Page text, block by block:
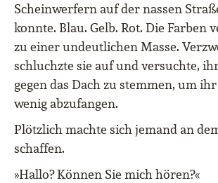
Scheinwerfern auf der nassen
konnte. Blau. Gelb. Rot. Die Farben
zu einer undeutlichen Masse.
schluchzte sie auf und versuchte,
gegen das Dach zu stemmen, um
wenig abzufangen.
Plötzlich machte sich jemand an
schaffen.
»Hallo? Können Sie mich hören?«